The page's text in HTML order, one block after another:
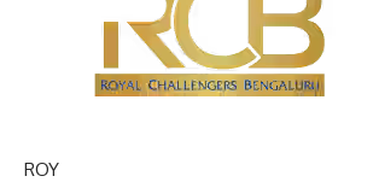
ROY